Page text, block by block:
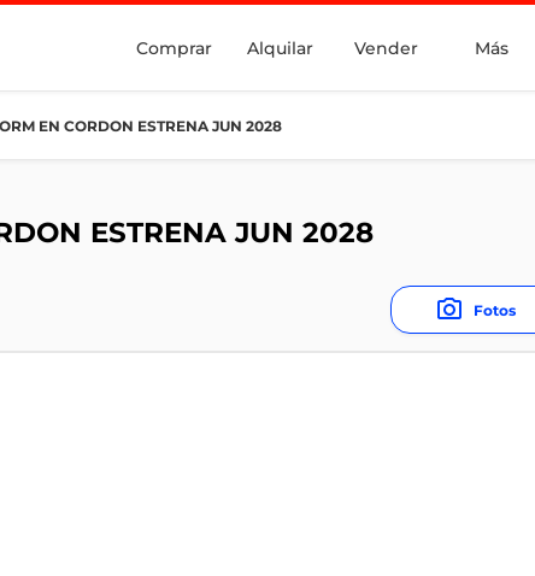
Comprar Alquilar Vender Más
EN CORDON ESTRENA JUN 2028
ESTRENA JUN 2028
Fotos